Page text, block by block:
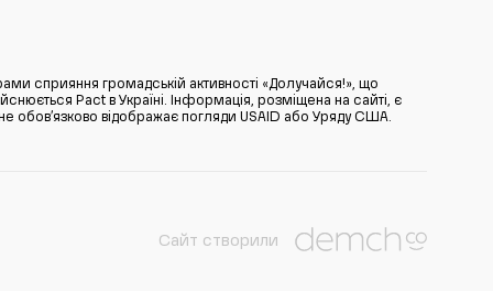
сприяння громадській активності «Долучайся!», що
Pact в Україні. Інформація, розміщена на сайті, є
обов’язково відображає погляди USAID або Уряду США.
Сайт створили